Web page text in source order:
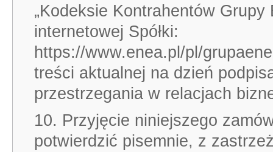
„Kodeksie Kontrahentów
internetowej Spółki:
https://www.enea.pl/pl/
treści aktualnej na dzień
przestrzegania w relacjach
10. Przyjęcie niniejszego
potwierdzić pisemnie, z